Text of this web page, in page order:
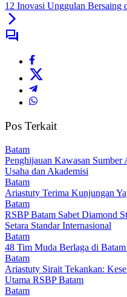
12 Inovasi Unggulan Bersaing
Pos Terkait
Batam
Penghijauan Kawasan
Usaha dan Akademisi
Batam
Ariastuty Terima Kunjungan
Batam
RSBP Batam Sabet Diamond
Setara Standar Internasional
Batam
48 Tim Muda Berlaga di
Batam
Ariastuty Sirait Tekankan:
Utama RSBP Batam
Batam